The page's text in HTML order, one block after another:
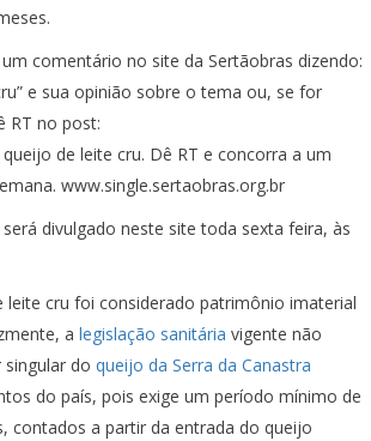
comentário no site da Sertãobras dizendo:
e sua opinião sobre o tema ou, se for
RT no post:
de leite cru. Dê RT e concorra a um
www.single.sertaobras.org.br
divulgado neste site toda sexta feira, às
leite cru foi considerado patrimônio imaterial
a legislação sanitária vigente não
do queijo da Serra da Canastra
do país, pois exige um período mínimo de
contados a partir da entrada do queijo